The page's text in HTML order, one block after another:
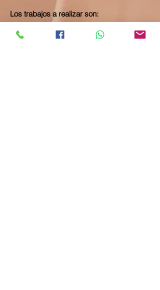
Los trabajos a realizar son:
Designación de Delegado de Protección
de datos o responsable de seguridad